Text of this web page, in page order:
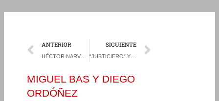
Prev
ANTERIOR SIGUIENTE
“JUSTICIERO” Y “QUÉ LINDA LA NIÑA” TRIUNFARON EN LA JURA DE LOS GRANDES PREMIOS DE LA EXPO ÑUBLE
MIGUEL BAS Y DIEGO
ORDÓÑEZ